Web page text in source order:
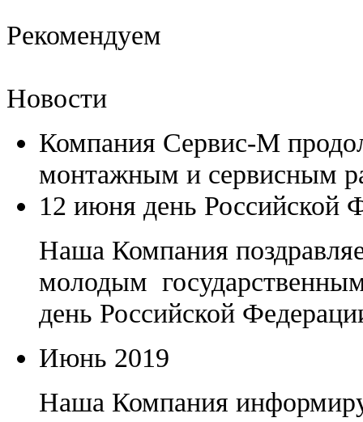
Рекомендуем
Новости
Компания Сервис-М
монтажным и сервисным
12 июня день Российской
Наша Компания
молодым
день Российской
Июнь 2019
Наша Компания